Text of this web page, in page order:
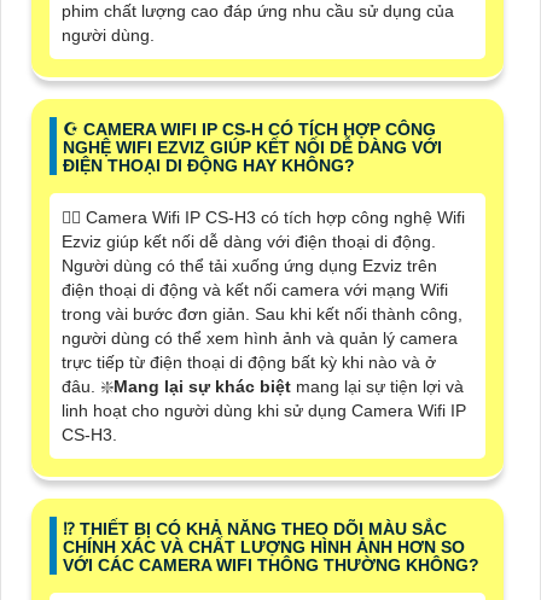
phim chất lượng cao đáp ứng nhu cầu sử dụng của
người dùng.
☪ CAMERA WIFI IP CS-H CÓ TÍCH HỢP CÔNG
NGHỆ WIFI EZVIZ GIÚP KẾT NỐI DỄ DÀNG VỚI
ĐIỆN THOẠI DI ĐỘNG HAY KHÔNG?
🙆‍♀️ Camera Wifi IP CS-H3 có tích hợp công nghệ Wifi
Ezviz giúp kết nối dễ dàng với điện thoại di động.
Người dùng có thể tải xuống ứng dụng Ezviz trên
điện thoại di động và kết nối camera với mạng Wifi
trong vài bước đơn giản. Sau khi kết nối thành công,
người dùng có thể xem hình ảnh và quản lý camera
trực tiếp từ điện thoại di động bất kỳ khi nào và ở
đâu. ❇️Mang lại sự khác biệt mang lại sự tiện lợi và
linh hoạt cho người dùng khi sử dụng Camera Wifi IP
CS-H3.
⁉️ THIẾT BỊ CÓ KHẢ NĂNG THEO DÕI MÀU SẮC
CHÍNH XÁC VÀ CHẤT LƯỢNG HÌNH ẢNH HƠN SO
VỚI CÁC CAMERA WIFI THÔNG THƯỜNG KHÔNG?